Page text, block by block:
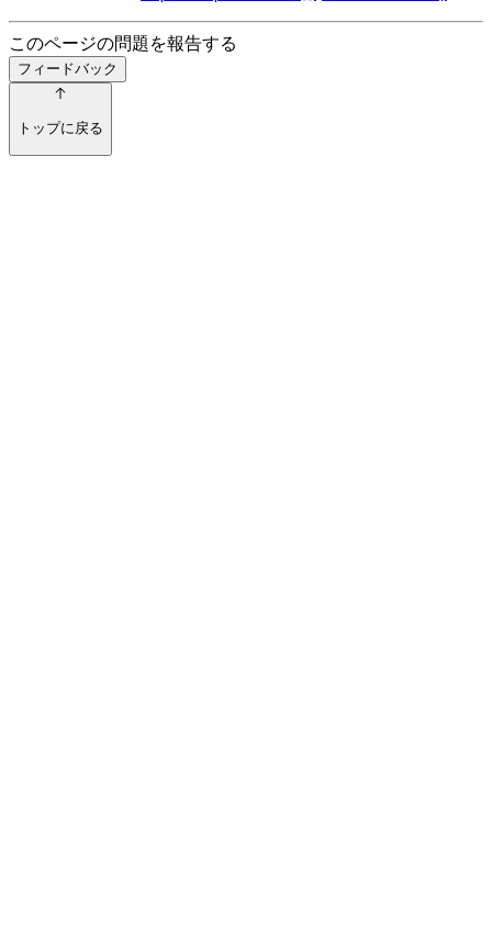
このページの問題を報告する
フィードバック
トップに戻る